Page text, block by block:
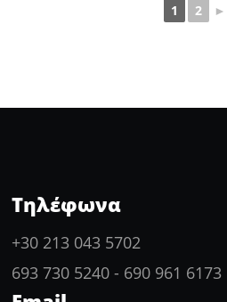
1 2 ►
Τηλέφωνα
+30 213 043 5702
693 730 5240- 690 961 6173